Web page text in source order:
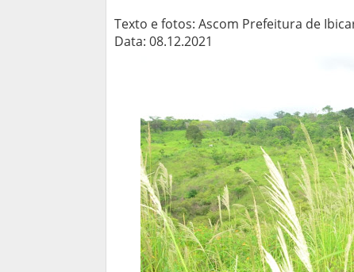
Texto e fotos: Ascom Prefeitura de
Data: 08.12.2021